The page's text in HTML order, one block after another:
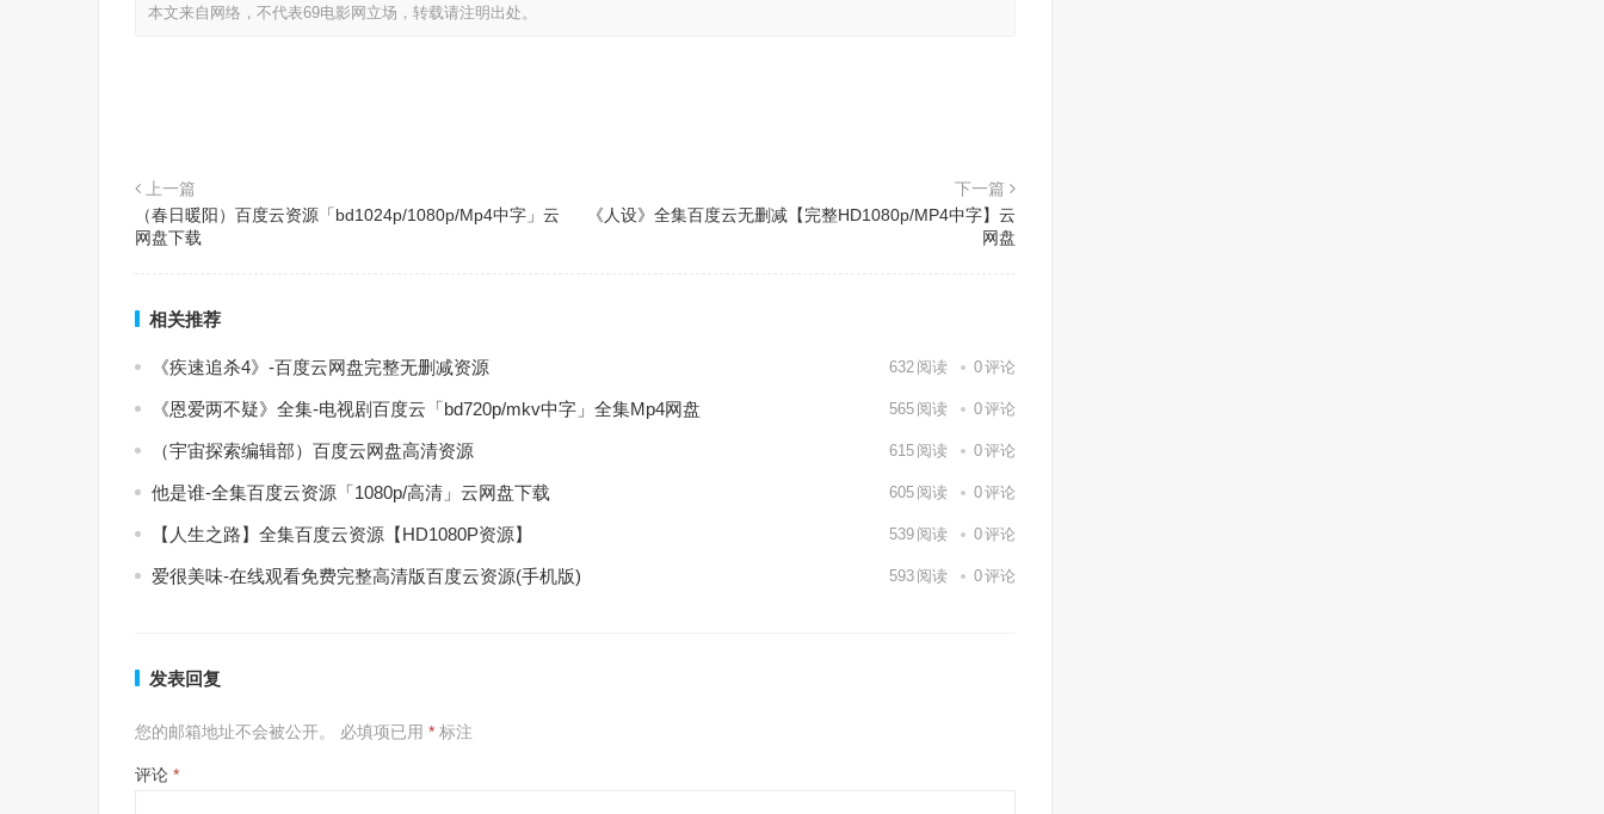
本文来自网络，不代表69电影网立场，转载请注明出处。
上一篇
（春日暖阳）百度云资源「bd1024p/1080p/Mp4中字」云
网盘下载
下一篇
《人设》全集百度云无删减【完整HD1080p/MP4中字】云
网盘
相关推荐
《疾速追杀4》-百度云网盘完整无删减资源 632 阅读 0评论
《恩爱两不疑》全集-电视剧百度云「bd720p/mkv中字」全集Mp4网盘 565 阅读 0评论
（宇宙探索编辑部）百度云网盘高清资源 615 阅读 0评论
他是谁-全集百度云资源「1080p/高清」云网盘下载 605 阅读 0评论
【人生之路】全集百度云资源【HD1080P资源】 539 阅读 0评论
爱很美味-在线观看免费完整高清版百度云资源(手机版) 593 阅读 0评论
发表回复
您的邮箱地址不会被公开。 必填项已用 * 标注
评论 *